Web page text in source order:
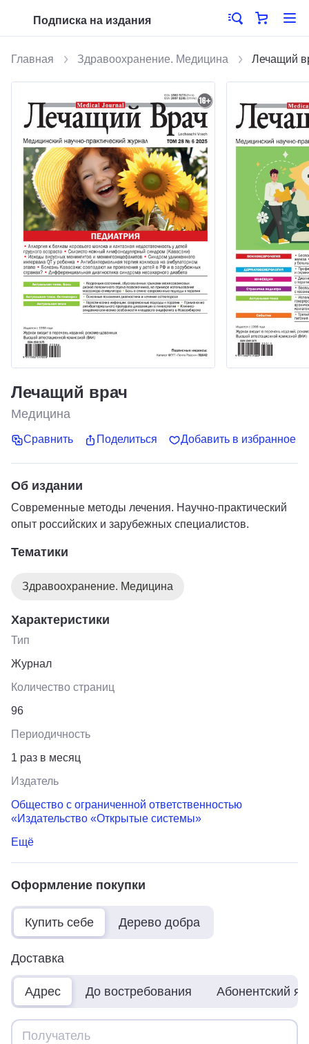
Подписка на издания
Главная Здравоохранение. Медицина Лечащий
Лечащий врач
Медицина
Сравнить Поделиться Добавить в избранное
Об издании
Современные методы лечения. Научно-практический
опыт российских и зарубежных специалистов.
Тематики
Здравоохранение. Медицина
Характеристики
Тип
Журнал
Количество страниц
96
Периодичность
1 раз в месяц
Издатель
Общество c ограниченной ответственностью
«Издательство «Открытые cистемы»
Ещё
Оформление покупки
Купить себе Дерево добра
Доставка
Адрес До востребования Абонентский